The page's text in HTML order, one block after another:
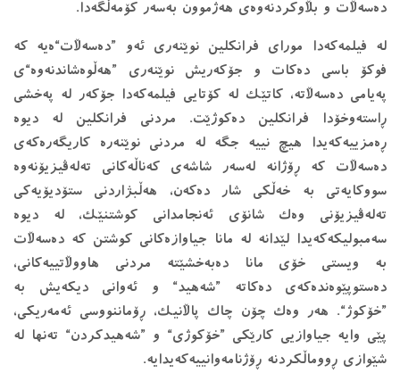
ده‌سه‌ڵات و بڵاوكردنه‌وه‌ی هه‌ژموون به‌سه‌ر كۆمه‌ڵگه‌دا.
له‌ فیلمه‌كه‌دا مورای فرانكلین نوێنه‌ری ئه‌و ”ده‌سه‌ڵات“ه‌یه‌ كه‌
فوكۆ باسی ده‌كات و جۆكه‌ریش نوێنه‌ری ”هه‌ڵوه‌شاندنه‌وه‌“ی
په‌یامی ده‌سه‌ڵاته‌، كاتێك له ‌كۆتایی فیلمه‌كه‌دا جۆكه‌ر له‌ په‌خشی
ڕاسته‌وخۆدا فرانكلین ده‌كوژێت. مردنی فرانكلین له ‌دیوه‌
ڕه‌مزییه‌كه‌یدا هیچ نییه‌ جگه‌ له ‌مردنی نوێنه‌ره‌ كاریگه‌ره‌كه‌ی
ده‌سه‌ڵات كه‌ ڕۆژانه‌ له‌سه‌ر شاشه‌ی كه‌ناڵه‌كانی ته‌له‌ڤیزیۆنه‌وه‌
سووكایه‌تی به‌ خه‌ڵكی شار ده‌كه‌ن، هه‌ڵبژاردنی ستۆدیۆیه‌كی
ته‌له‌ڤیزیۆنی وه‌ك شانۆی ئه‌نجامدانی كوشتنێك، له‌ دیوه‌
سه‌مبولیكه‌كه‌یدا لێدانه‌ له‌ مانا جیاوازه‌كانی كوشتن كه‌ ده‌سه‌ڵات
به ‌ویستی خۆی مانا ده‌به‌خشێته‌ مردنی هاووڵاتییه‌كانی،
ده‌ستوپێوه‌نده‌كه‌ی ده‌كاته‌ ”شه‌هید“ و ئه‌وانی دیكه‌یش به‌
”خۆكوژ“. هه‌ر وه‌ك چۆن چاك پاڵانیك، ڕۆماننووسی ئه‌مەریكی،
پێی وایه‌ جیاوازیی كارێكی ”خۆكوژی“ و ”شه‌هیدكردن“ ته‌نها له‌
شێوازی ڕووماڵكردنه‌ ڕۆژنامه‌وانییه‌كه‌یدایه‌.